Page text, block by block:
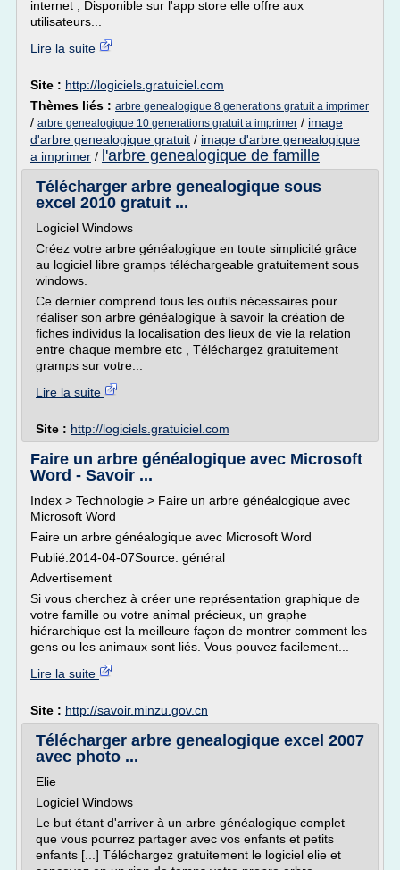
internet , Disponible sur l'app store elle offre aux
utilisateurs...
Lire la suite
Site : http://logiciels.gratuiciel.com
Thèmes liés : arbre genealogique 8 generations gratuit a imprimer
/ arbre genealogique 10 generations gratuit a imprimer / image
d'arbre genealogique gratuit / image d'arbre genealogique
a imprimer / l'arbre genealogique de famille
Télécharger arbre genealogique sous
excel 2010 gratuit ...
Logiciel Windows
Créez votre arbre généalogique en toute simplicité grâce
au logiciel libre gramps téléchargeable gratuitement sous
windows.
Ce dernier comprend tous les outils nécessaires pour
réaliser son arbre généalogique à savoir la création de
fiches individus la localisation des lieux de vie la relation
entre chaque membre etc , Téléchargez gratuitement
gramps sur votre...
Lire la suite
Site : http://logiciels.gratuiciel.com
Faire un arbre généalogique avec Microsoft
Word - Savoir ...
Index > Technologie > Faire un arbre généalogique avec
Microsoft Word
Faire un arbre généalogique avec Microsoft Word
Publié:2014-04-07Source: général
Advertisement
Si vous cherchez à créer une représentation graphique de
votre famille ou votre animal précieux, un graphe
hiérarchique est la meilleure façon de montrer comment les
gens ou les animaux sont liés. Vous pouvez facilement...
Lire la suite
Site : http://savoir.minzu.gov.cn
Télécharger arbre genealogique excel 2007
avec photo ...
Elie
Logiciel Windows
Le but étant d'arriver à un arbre généalogique complet
que vous pourrez partager avec vos enfants et petits
enfants [...] Téléchargez gratuitement le logiciel elie et